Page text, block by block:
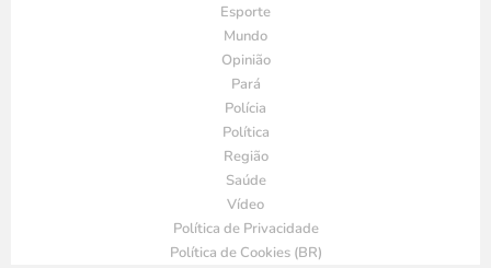
Esporte
Mundo
Opinião
Pará
Polícia
Política
Região
Saúde
Vídeo
Política de Privacidade
Política de Cookies (BR)